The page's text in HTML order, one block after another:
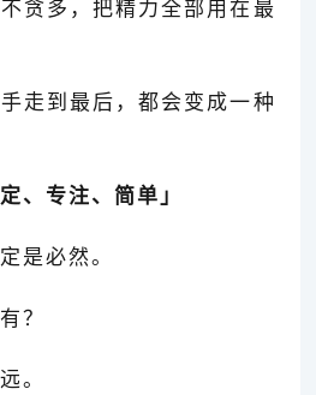
贪多，把精力全部用在最
走到最后，都会变成一种
、专注、简单 」
是必然。
？
。